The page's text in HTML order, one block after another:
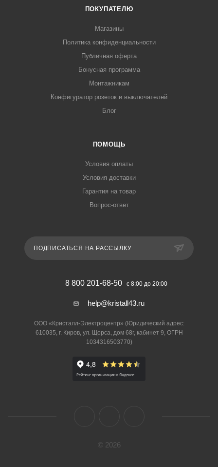
ПОКУПАТЕЛЮ
Магазины
Политика конфиденциальности
Публичная оферта
Бонусная программа
Монтажникам
Конфигуратор розеток и выключателей
Блог
ПОМОЩЬ
Условия оплаты
Условия доставки
Гарантия на товар
Вопрос-ответ
ПОДПИСАТЬСЯ НА РАССЫЛКУ
8 800 201-68-50 с 8:00 до 20:00
help@kristall43.ru
ООО «Кристалл-Электроцентр» (Юридический адрес:
610035, г. Киров, ул. Щорса, дом 68г, кабинет 9, ОГРН
1034316503770)
© 2026